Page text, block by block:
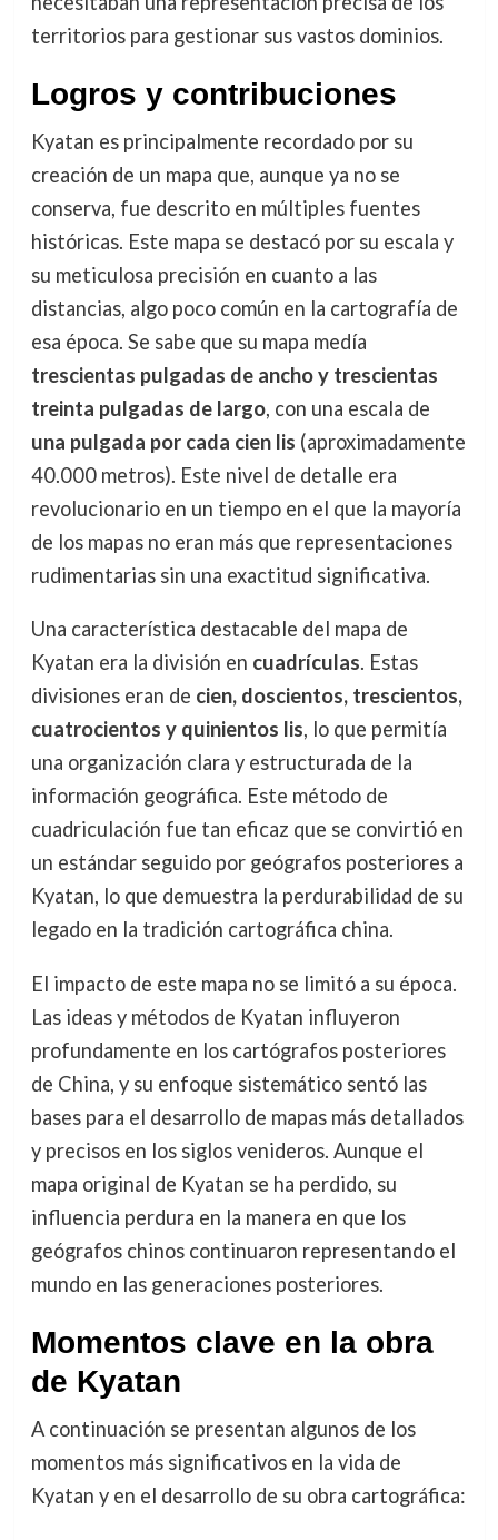
territorios para gestionar sus vastos dominios.
Logros y contribuciones
Kyatan es principalmente recordado por su
creación de un mapa que, aunque ya no se
conserva, fue descrito en múltiples fuentes
históricas. Este mapa se destacó por su escala y
su meticulosa precisión en cuanto a las
distancias, algo poco común en la cartografía de
esa época. Se sabe que su mapa medía
trescientas pulgadas de ancho y trescientas
treinta pulgadas de largo, con una escala de
una pulgada por cada cien lis (aproximadamente
40.000 metros). Este nivel de detalle era
revolucionario en un tiempo en el que la mayoría
de los mapas no eran más que representaciones
rudimentarias sin una exactitud significativa.
Una característica destacable del mapa de
Kyatan era la división en cuadrículas. Estas
divisiones eran de cien, doscientos, trescientos,
cuatrocientos y quinientos lis, lo que permitía
una organización clara y estructurada de la
información geográfica. Este método de
cuadriculación fue tan eficaz que se convirtió en
un estándar seguido por geógrafos posteriores a
Kyatan, lo que demuestra la perdurabilidad de su
legado en la tradición cartográfica china.
El impacto de este mapa no se limitó a su época.
Las ideas y métodos de Kyatan influyeron
profundamente en los cartógrafos posteriores
de China, y su enfoque sistemático sentó las
bases para el desarrollo de mapas más detallados
y precisos en los siglos venideros. Aunque el
mapa original de Kyatan se ha perdido, su
influencia perdura en la manera en que los
geógrafos chinos continuaron representando el
mundo en las generaciones posteriores.
Momentos clave en la obra
de Kyatan
A continuación se presentan algunos de los
momentos más significativos en la vida de
Kyatan y en el desarrollo de su obra cartográfica: